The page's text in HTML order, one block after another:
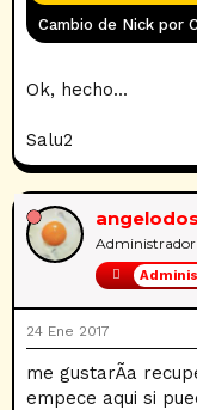
Cambio de Nick por
Ok, hecho...
Salu2
angelodos
Administrador
24 Ene 2017
me gustarÃ­a
empece aqui si